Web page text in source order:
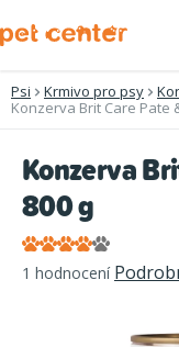
na
Psi Krmivo pro psy
Konzerva Brit Care Pate
Konzerva
800 g
Průměrné
hodnocení
1 hodnocení